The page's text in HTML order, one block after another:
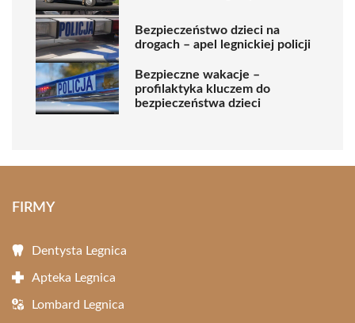
Bezpieczeństwo dzieci na
drogach – apel legnickiej policji
Bezpieczne wakacje –
profilaktyka kluczem do
bezpieczeństwa dzieci
FIRMY
Dentysta Legnica
Apteka Legnica
Lombard Legnica